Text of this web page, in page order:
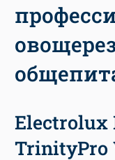
Electrolux
TrinityPro